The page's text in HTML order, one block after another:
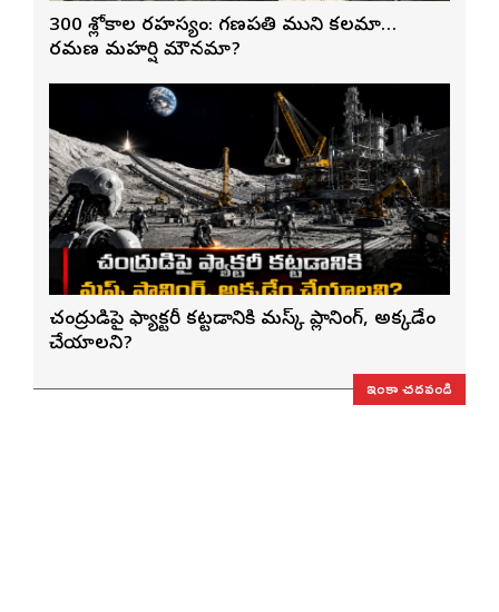
300 శ్లోకాల రహస్యం: గణపతి ముని కలమా…
రమణ మహర్షి మౌనమా?
చంద్రుడిపై ఫ్యాక్టరీ కట్టడానికి మస్క్ ప్లానింగ్, అక్కడేం
చేయాలని?
ఇంకా చదవండి